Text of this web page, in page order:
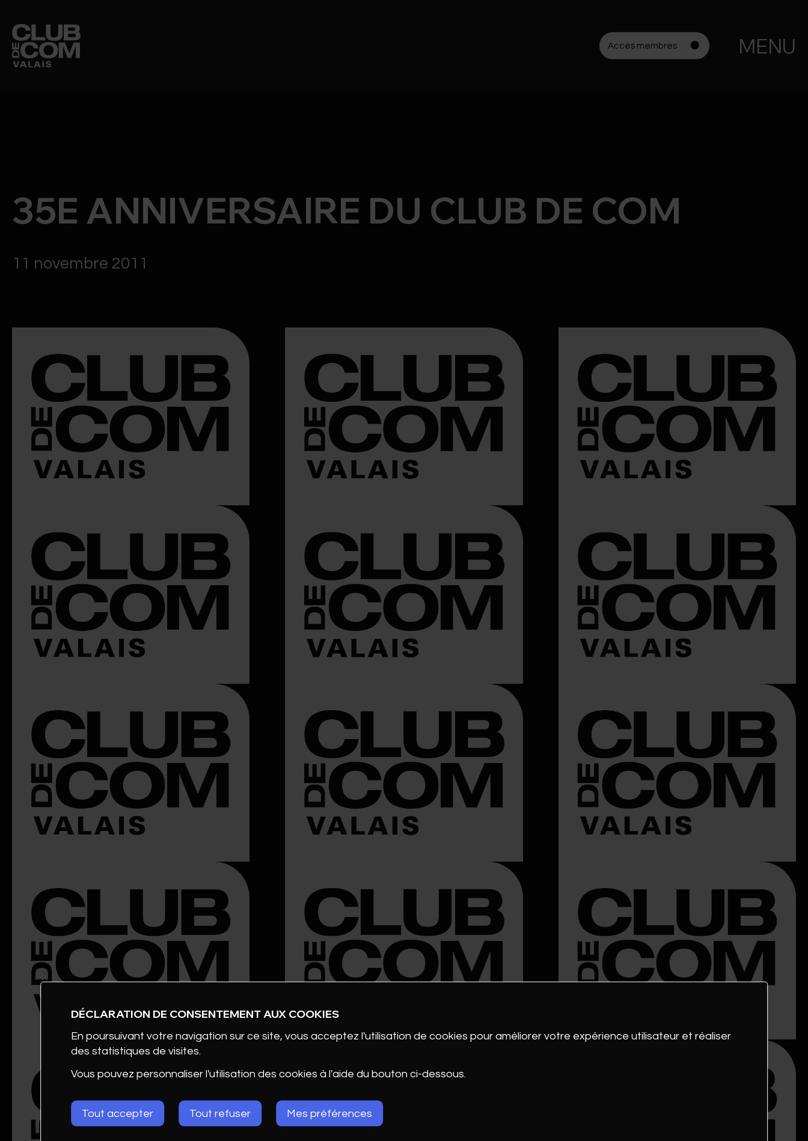
MEMBRES
PHOTOS
FORMATION & DOCUMENTATION
CONTACT
MENU
Accès membres
35E ANNIVERSAIRE DU CLUB DE COM
11 novembre 2011
DÉCLARATION DE CONSENTEMENT AUX COOKIES
En poursuivant votre navigation sur ce site, vous acceptez l'utilisation de cookies pour améliorer votre expérience utilisateur et réaliser
des statistiques de visites.
Vous pouvez personnaliser l'utilisation des cookies à l'aide du bouton ci-dessous.
Tout accepter Tout refuser Mes préférences